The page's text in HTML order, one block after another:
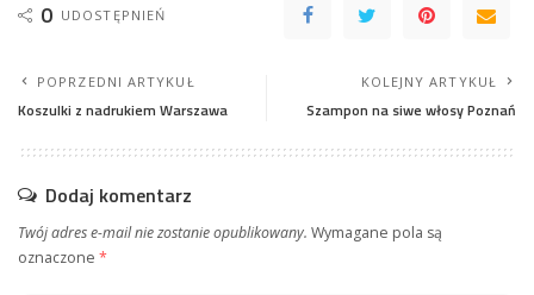
0 UDOSTĘPNIEŃ
POPRZEDNI ARTYKUŁ
Koszulki z nadrukiem Warszawa
KOLEJNY ARTYKUŁ
Szampon na siwe włosy Poznań
Dodaj komentarz
Twój adres e-mail nie zostanie opublikowany. Wymagane pola są
oznaczone *